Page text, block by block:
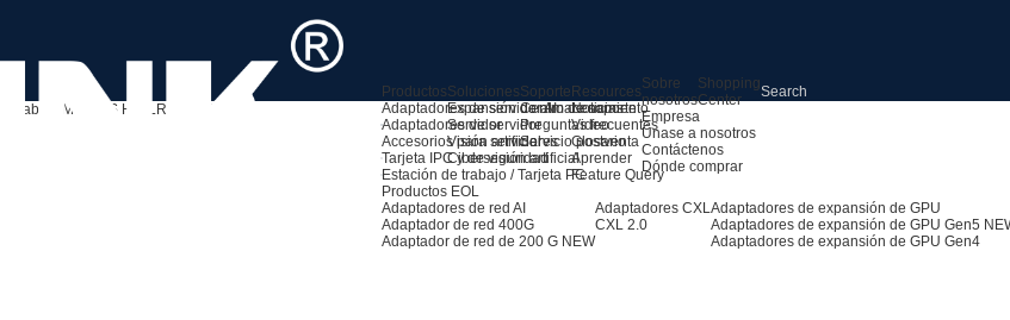
Productos
Adaptadores de servidor AI
Adaptadores de servidor
Accesorios para servidores
Tarjeta IPC y de visión artificial
Estación de trabajo / Tarjeta PC
Productos EOL
Adaptadores de red AI
Adaptador de red 400G
Adaptador de red de 200 G NEW
Adaptadores CXL
CXL 2.0
Adaptadores de expansión de GPU
Adaptadores de expansión de GPU Gen5
Adaptadores de expansión de GPU Gen4
Soluciones
Expansión de almacenamiento
Servidor
Visión artificial
Ciberseguridad
Soporte
Centro de soporte
Preguntas frecuentes
Servicio postventa
Resources
Noticias
Video
Glosario
Aprender
Feature Query
Sobre
nosotros
Empresa
Únase a nosotros
Contáctenos
Dónde comprar
Shopping
Center
Cables MiniSAS HD
LRSF4343-1M